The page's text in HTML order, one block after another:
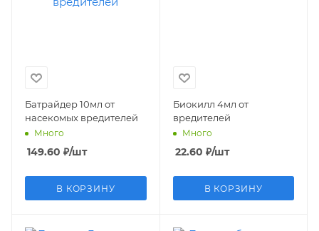
Батрайдер 10мл от
насекомых вредителей
Много
149.60 ₽/шт
В КОРЗИНУ
Биокилл 4мл от
вредителей
Много
22.60 ₽/шт
В КОРЗИНУ